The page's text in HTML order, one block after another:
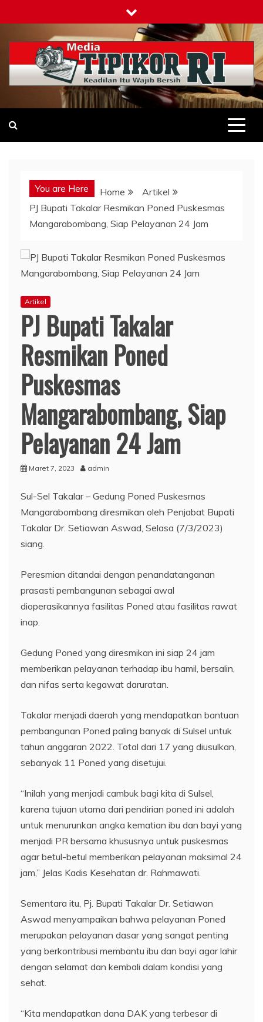
to
content
Tipikor-ri-online.my.id
Keadilan Itu Wajib Bersih
You are Here Home
Artikel
PJ Bupati Takalar Resmikan Poned Puskesmas
Mangarabombang, Siap Pelayanan 24 Jam
Artikel
PJ Bupati Takalar
Resmikan Poned
Puskesmas
Mangarabombang, Siap
Pelayanan 24 Jam
Maret 7, 2023 admin
Sul-Sel Takalar – Gedung Poned Puskesmas
Mangarabombang diresmikan oleh Penjabat Bupati
Takalar Dr. Setiawan Aswad, Selasa (7/3/2023)
siang.
Peresmian ditandai dengan penandatanganan
prasasti pembangunan sebagai awal
dioperasikannya fasilitas Poned atau fasilitas rawat
inap.
Gedung Poned yang diresmikan ini siap 24 jam
memberikan pelayanan terhadap ibu hamil, bersalin,
dan nifas serta kegawat daruratan.
Takalar menjadi daerah yang mendapatkan bantuan
pembangunan Poned paling banyak di Sulsel untuk
tahun anggaran 2022. Total dari 17 yang diusulkan,
sebanyak 11 Poned yang disetujui.
“Inilah yang menjadi cambuk bagi kita di Sulsel,
karena tujuan utama dari pendirian poned ini adalah
untuk menurunkan angka kematian ibu dan bayi yang
menjadi PR bersama khususnya untuk puskesmas
agar betul-betul memberikan pelayanan maksimal 24
jam,” Jelas Kadis Kesehatan dr. Rahmawati.
Sementara itu, Pj. Bupati Takalar Dr. Setiawan
Aswad menyampaikan bahwa pelayanan Poned
merupakan pelayanan dasar yang sangat penting
yang berkontribusi membantu ibu dan bayi agar lahir
dengan selamat dan kembali dalam kondisi yang
sehat.
“Kita mendapatkan dana DAK yang terbesar di